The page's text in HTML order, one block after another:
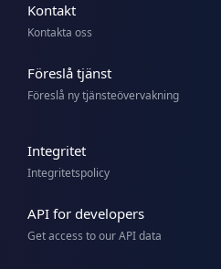
Kontakt
Kontakta oss
Föreslå tjänst
Föreslå ny tjänsteövervakning
Integritet
Integritetspolicy
API for developers
Get access to our API data